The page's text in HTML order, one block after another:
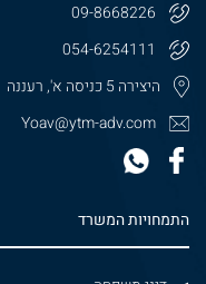
התמחויות המשרד
09-8668226
054-6254111
היצירה 5 כניסה א', רעננה
Yoav@ytm-adv.com